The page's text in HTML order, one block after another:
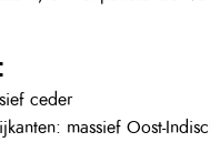
ceder
massief Oost-